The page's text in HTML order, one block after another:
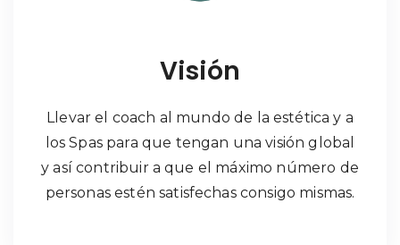
Visión
Llevar el coach al mundo de la estética y a
los Spas para que tengan una visión global
y así contribuir a que el máximo número de
personas estén satisfechas consigo mismas.